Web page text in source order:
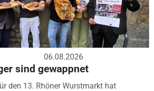
06.08.2026
sind gewappnet
den 13. Rhöner Wurstmarkt hat